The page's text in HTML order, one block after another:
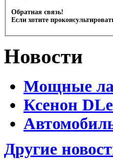
Обратная связь!
Если хотите
Новости
Мощные
Ксенон
Другие